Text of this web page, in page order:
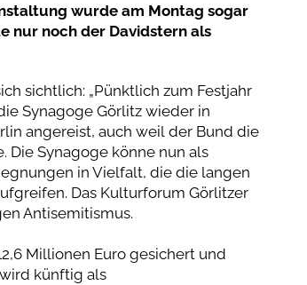
wurde am Montag sogar
nur noch der Davidstern als
sichtlich: „Pünktlich zum Festjahr
Synagoge Görlitz wieder in
angereist, auch weil der Bund die
Die Synagoge könne nun als
in Vielfalt, die die langen
Das Kulturforum Görlitzer
Antisemitismus.
Millionen Euro gesichert und
künftig als